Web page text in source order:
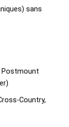
sans
Postmount
Country,